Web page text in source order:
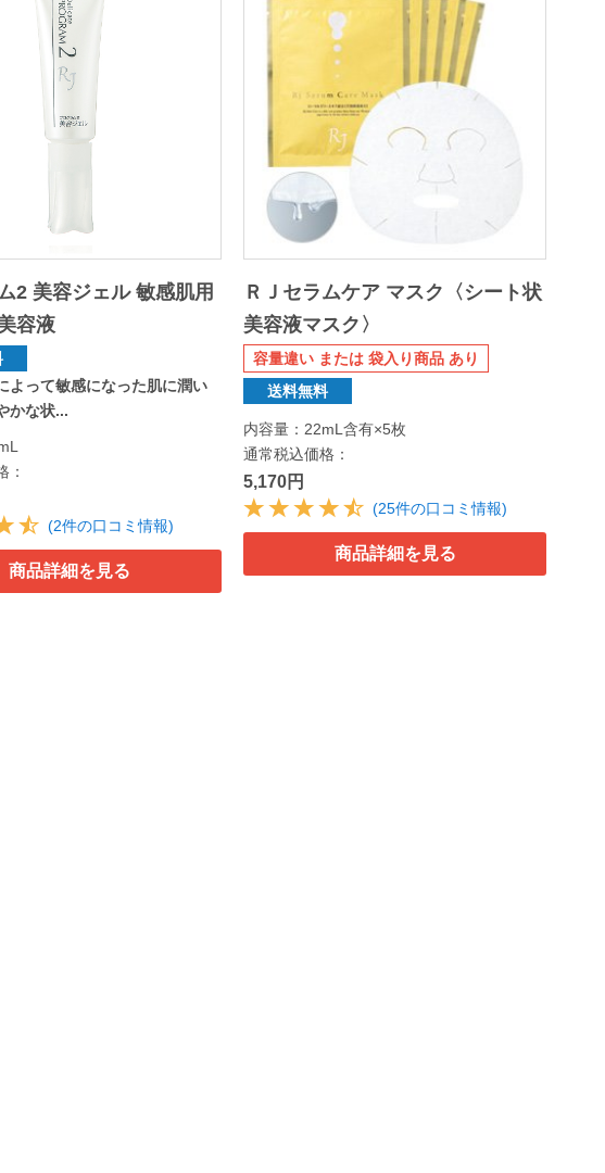
2 美容ジェル 敏感肌用
容液
よって敏感になった肌に潤い
かな状...
：
(2件の口コミ情報)
商品詳細を見る
ＲＪセラムケア マスク〈シート状
美容液マスク〉
容量違い または 袋入り商品 あり
送料無料
内容量：22mL含有×5枚
通常税込価格：
5,170円
(25件の口コミ情報)
商品詳細を見る